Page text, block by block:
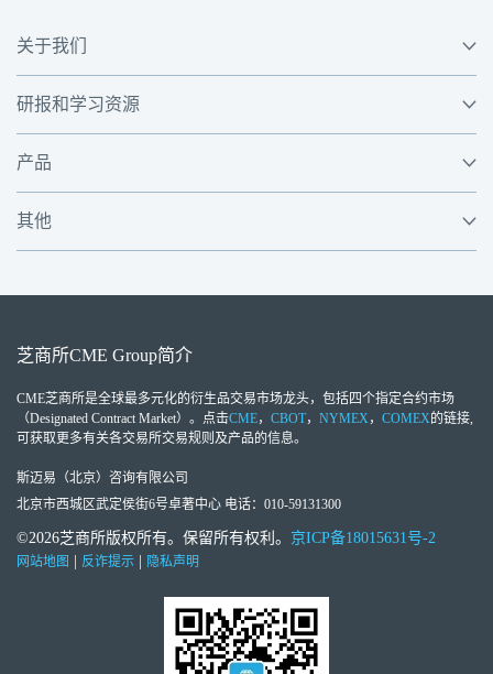
关于我们
研报和学习资源
产品
其他
芝商所CME Group简介
CME芝商所是全球最多元化的衍生品交易市场龙头，包括四个指定合约市场
（Designated Contract Market）。点击CME， CBOT， NYMEX ， COMEX的链接,
可获取更多有关各交易所交易规则及产品的信息。
斯迈易（北京）咨询有限公司
北京市西城区武定侯街6号卓著中心 电话：010-59131300
©2026芝商所版权所有。保留所有权利。 京ICP备18015631号-2
网站地图 | 反诈提示 | 隐私声明